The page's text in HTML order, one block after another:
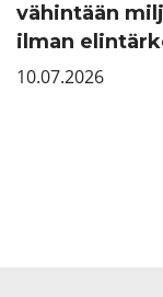
vähintään
ilman
10.07.2026